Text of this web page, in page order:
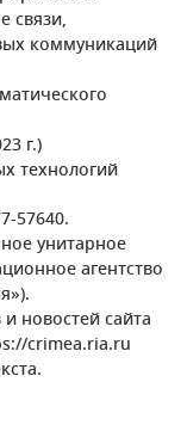
связи,
коммуникаций
г.)
технологий
57640.
унитарное
агентство
новостей сайта
crimea.ria.ru